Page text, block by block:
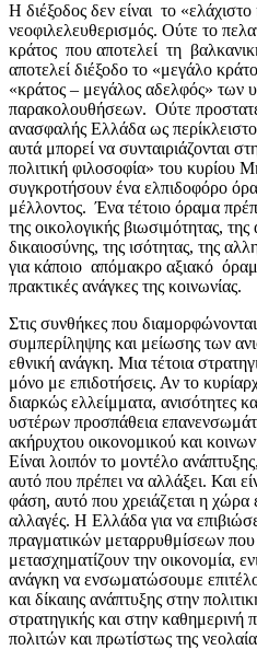
Η διέξοδος δεν είναι το
νεοφιλελευθερισμός. Ούτε το
κράτος που αποτελεί τη
αποτελεί διέξοδο το «μεγάλο
«κράτος – μεγάλος αδελφός» των
παρακολουθήσεων. Ούτε
ανασφαλής Ελλάδα ως
αυτά μπορεί να συνταιριάζονται
πολιτική φιλοσοφία» του κυρίου
συγκροτήσουν ένα ελπιδοφόρο
μέλλοντος. Ένα τέτοιο όραμα
της οικολογικής βιωσιμότητας, της
δικαιοσύνης, της ισότητας, της
για κάποιο απόμακρο αξιακό
πρακτικές ανάγκες της κοινωνίας.
Στις συνθήκες που
συμπερίληψης και μείωσης των
εθνική ανάγκη. Μια τέτοια
μόνο με επιδοτήσεις. Αν το
διαρκώς ελλείμματα, ανισότητες
υστέρων προσπάθεια
ακήρυχτου οικονομικού και
Είναι λοιπόν το μοντέλο
αυτό που πρέπει να αλλάξει. Και
φάση, αυτό που χρειάζεται η χώρα
αλλαγές. Η Ελλάδα για να
πραγματικών μεταρρυθμίσεων που
μετασχηματίζουν την οικονομία,
ανάγκη να ενσωματώσουμε
και δίκαιης ανάπτυξης στην
στρατηγικής και στην καθημερινή
πολιτών και πρωτίστως της